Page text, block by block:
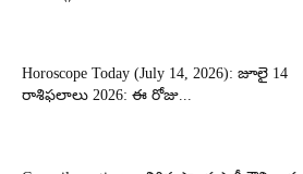
Horoscope Today (July 14, 2026): జూలై 14
రాశిఫలాలు 2026: ఈ రోజు...